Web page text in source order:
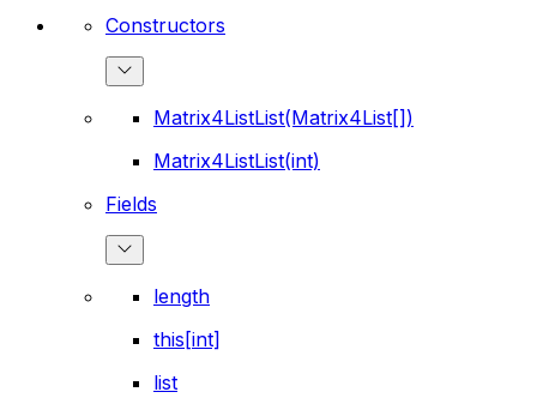
Constructors
Matrix4ListList(Matrix4List[])
Matrix4ListList(int)
Fields
length
this[int]
list